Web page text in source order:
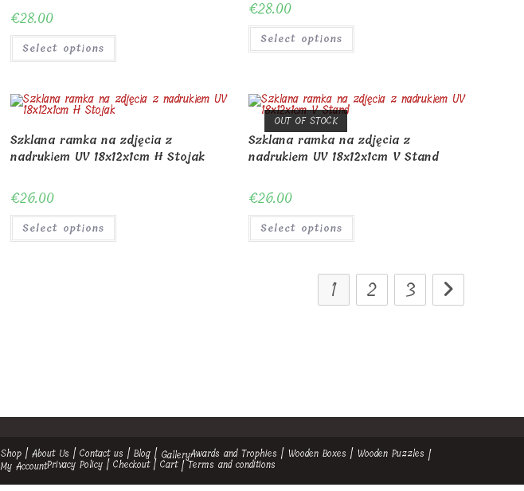
€28.00
Select options
€28.00
Select options
Szklana ramka na zdjęcia z
nadrukiem UV 18x12x1cm H Stojak
€26.00
Select options
OUT OF STOCK
Szklana ramka na zdjęcia z
nadrukiem UV 18x12x1cm V Stand
€26.00
Select options
1 2 3
Shop About Us Contact us Blog GalleryAwards and Trophies Wooden Boxes
Wooden Puzzles
My AccountPrivacy Policy Checkout Cart Terms and conditions